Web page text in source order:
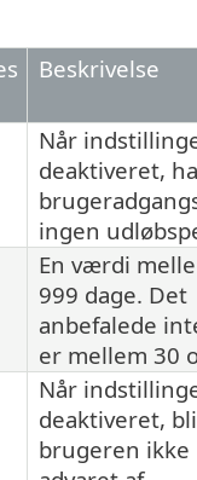
Beskrivelse
Når
deaktiveret,
ingen
En værdi
999 dage. Det
anbefalede
er mellem 30
Når
deaktiveret,
brugeren ikke